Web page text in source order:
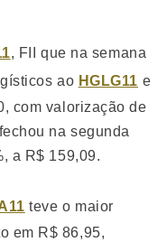
, FII que na semana
ao HGLG11 e
com valorização de
na segunda
a R$ 159,09.
teve o maior
em R$ 86,95,